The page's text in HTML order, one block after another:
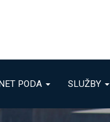
PODA SLUŽBY